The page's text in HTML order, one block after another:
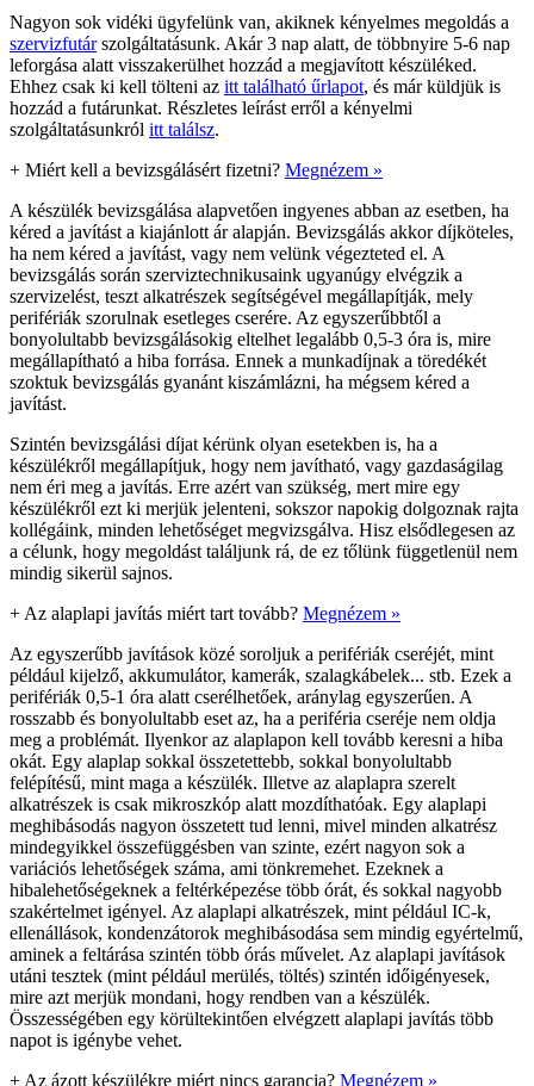
Nagyon sok vidéki ügyfelünk van, akiknek kényelmes megoldás a
szervizfutárszolgáltatásunk. Akár 3 nap alatt, de többnyire 5-6 nap
leforgása alatt visszakerülhet hozzád a megjavított készüléked.
Ehhez csak ki kell tölteni az itt található űrlapot, és már küldjük is
hozzád a futárunkat. Részletes leírást erről a kényelmi
szolgáltatásunkról itt találsz.
+ Miért kell a bevizsgálásért fizetni? Megnézem »
A készülék bevizsgálása alapvetően ingyenes abban az esetben, ha
kéred a javítást a kiajánlott ár alapján. Bevizsgálás akkor díjköteles,
ha nem kéred a javítást, vagy nem velünk végezteted el. A
bevizsgálás során szerviztechnikusaink ugyanúgy elvégzik a
szervizelést, teszt alkatrészek segítségével megállapítják, mely
perifériák szorulnak esetleges cserére. Az egyszerűbbtől a
bonyolultabb bevizsgálásokig eltelhet legalább 0,5-3 óra is, mire
megállapítható a hiba forrása. Ennek a munkadíjnak a töredékét
szoktuk bevizsgálás gyanánt kiszámlázni, ha mégsem kéred a
javítást.
Szintén bevizsgálási díjat kérünk olyan esetekben is, ha a
készülékről megállapítjuk, hogy nem javítható, vagy gazdaságilag
nem éri meg a javítás. Erre azért van szükség, mert mire egy
készülékről ezt ki merjük jelenteni, sokszor napokig dolgoznak rajta
kollégáink, minden lehetőséget megvizsgálva. Hisz elsődlegesen az
a célunk, hogy megoldást találjunk rá, de ez tőlünk függetlenül nem
mindig sikerül sajnos.
+ Az alaplapi javítás miért tart tovább? Megnézem »
Az egyszerűbb javítások közé soroljuk a perifériák cseréjét, mint
például kijelző, akkumulátor, kamerák, szalagkábelek... stb. Ezek a
perifériák 0,5-1 óra alatt cserélhetőek, aránylag egyszerűen. A
rosszabb és bonyolultabb eset az, ha a periféria cseréje nem oldja
meg a problémát. Ilyenkor az alaplapon kell tovább keresni a hiba
okát. Egy alaplap sokkal összetettebb, sokkal bonyolultabb
felépítésű, mint maga a készülék. Illetve az alaplapra szerelt
alkatrészek is csak mikroszkóp alatt mozdíthatóak. Egy alaplapi
meghibásodás nagyon összetett tud lenni, mivel minden alkatrész
mindegyikkel összefüggésben van szinte, ezért nagyon sok a
variációs lehetőségek száma, ami tönkremehet. Ezeknek a
hibalehetőségeknek a feltérképezése több órát, és sokkal nagyobb
szakértelmet igényel. Az alaplapi alkatrészek, mint például IC-k,
ellenállások, kondenzátorok meghibásodása sem mindig egyértelmű,
aminek a feltárása szintén több órás művelet. Az alaplapi javítások
utáni tesztek (mint például merülés, töltés) szintén időigényesek,
mire azt merjük mondani, hogy rendben van a készülék.
Összességében egy körültekintően elvégzett alaplapi javítás több
napot is igénybe vehet.
+ Az ázott készülékre miért nincs garancia? Megnézem »